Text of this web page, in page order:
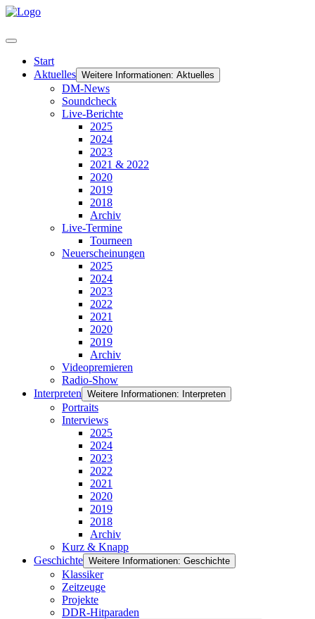
Start
Aktuelles Weitere Informationen: Aktuelles
DM-News
Soundcheck
Live-Berichte
2025
2024
2023
2021 & 2022
2020
2019
2018
Archiv
Live-Termine
Tourneen
Neuerscheinungen
2025
2024
2023
2022
2021
2020
2019
Archiv
Videopremieren
Radio-Show
Interpreten Weitere Informationen: Interpreten
Portraits
Interviews
2025
2024
2023
2022
2021
2020
2019
2018
Archiv
Kurz & Knapp
Geschichte Weitere Informationen: Geschichte
Klassiker
Zeitzeuge
Projekte
DDR-Hitparaden